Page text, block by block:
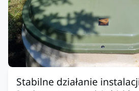
Stabilne działanie